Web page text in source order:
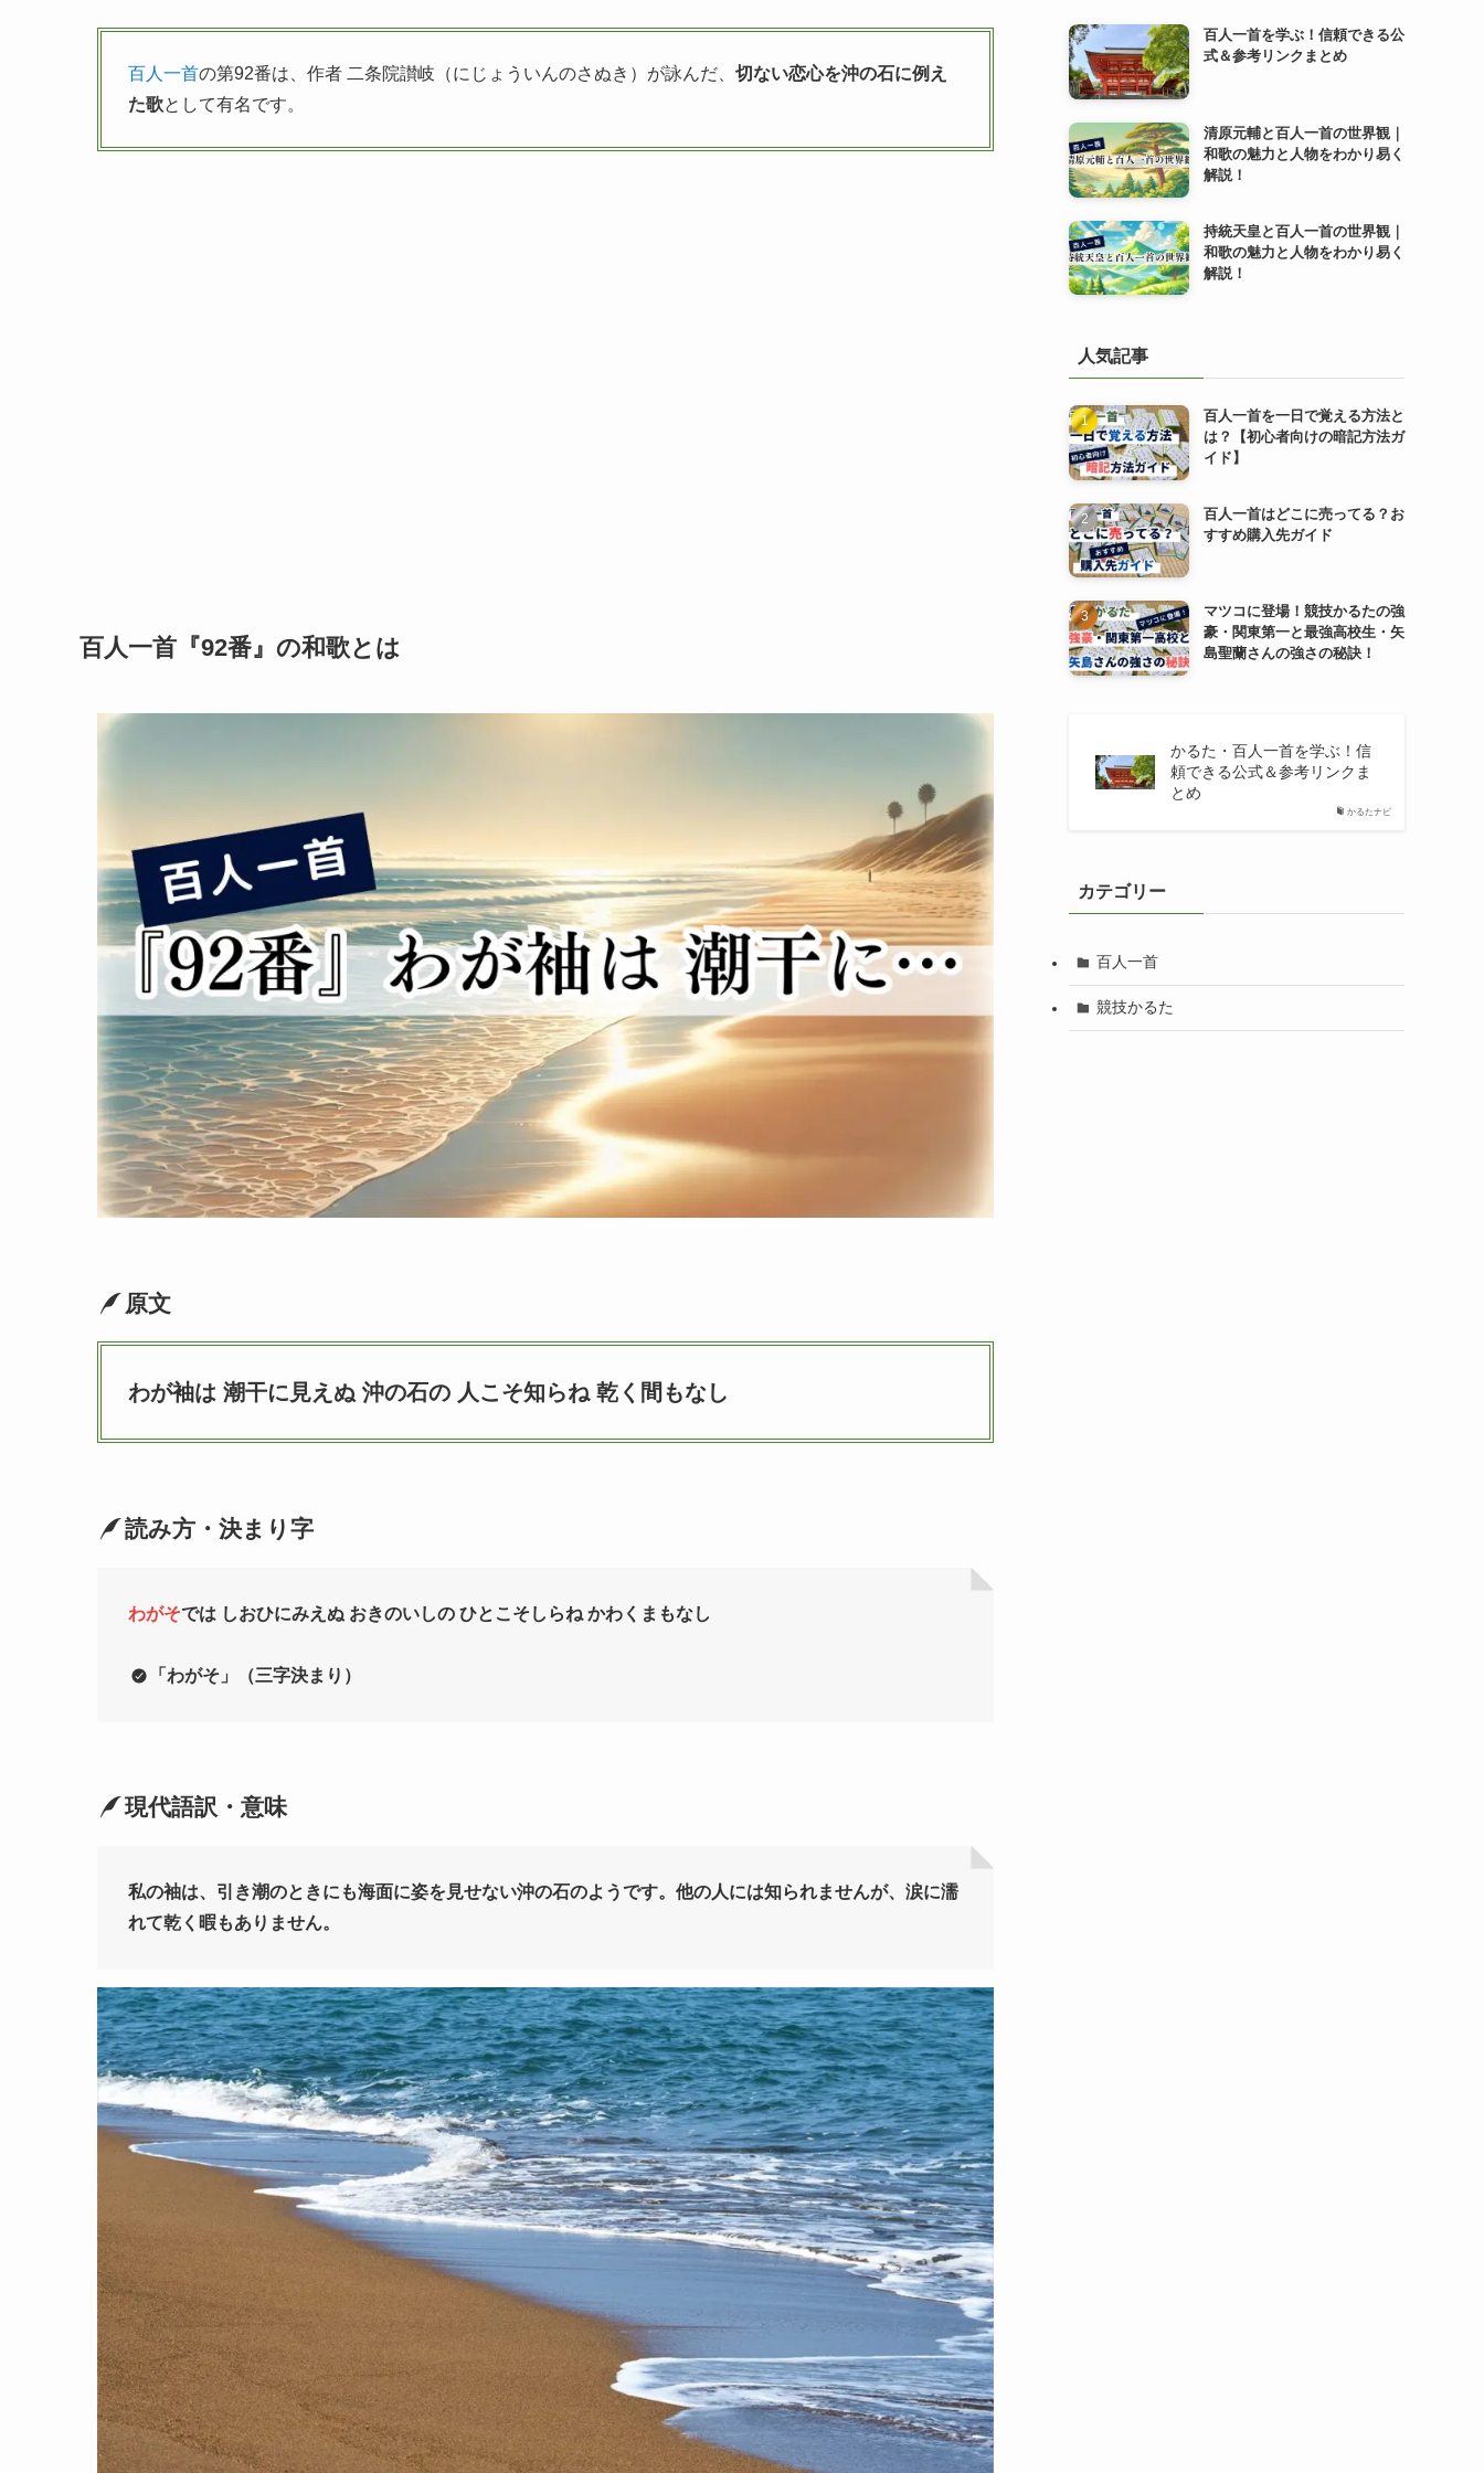
百人一首の第92番は、作者 二条院讃岐（にじょういんのさぬき）が詠んだ、 切ない恋心を沖の石に例え
た歌として有名です。
百人一首『92番』の和歌とは
原文
わが袖は 潮干に見えぬ 沖の石の 人こそ知らね 乾く間もなし
読み方・決まり字
わがそでは しおひにみえぬ おきのいしの ひとこそしらね かわくまもなし
「 わがそ 」（三字決まり）
現代語訳・意味
私の袖は、引き潮のときにも海面に姿を見せない沖の石のようです。他の人には知られませんが、涙に濡
れて乾く暇もありません。
百人一首を学ぶ！信頼できる公
式＆参考リンクまとめ
清原元輔と百人一首の世界観｜
和歌の魅力と人物をわかり易く
解説！
持統天皇と百人一首の世界観｜
和歌の魅力と人物をわかり易く
解説！
人気記事
百人一首を一日で覚える方法と
は？【初心者向けの暗記方法ガ
イド】
百人一首はどこに売ってる？お
すすめ購入先ガイド
マツコに登場！競技かるたの強
豪・関東第一と最強高校生・矢
島聖蘭さんの強さの秘訣！
かるたナビ
かるた・百人一首を学ぶ！信
頼できる公式＆参考リンクま
とめ
カテゴリー
百人一首
競技かるた